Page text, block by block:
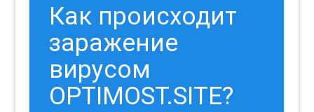
Как происходит
заражение
вирусом
OPTIMOST.SITE?